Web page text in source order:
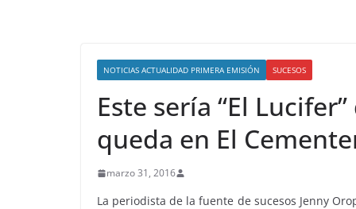
NOTICIAS ACTUALIDAD PRIMERA EMISIÓN SUCESOS
Este sería “El
queda en El
marzo 31, 2016
La periodista de la fuente de sucesos Jenny